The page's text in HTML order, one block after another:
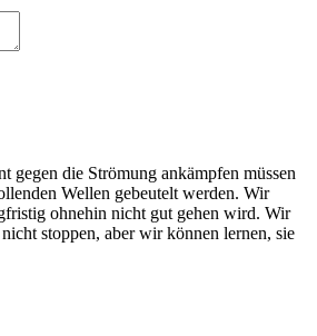
gegen die Strömung ankämpfen müssen
Wellen gebeutelt werden. Wir
ohnehin nicht gut gehen wird. Wir
stoppen, aber wir können lernen, sie